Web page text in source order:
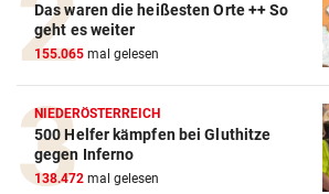
Das waren die heißesten Orte ++ So
geht es weiter
155.065 mal gelesen
NIEDERÖSTERREICH
500 Helfer kämpfen bei Gluthitze
gegen Inferno
138.472 mal gelesen